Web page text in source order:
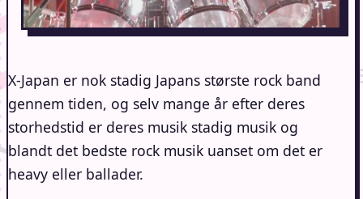
X-Japan er nok stadig Japans største rock band
gennem tiden, og selv mange år efter deres
storhedstid er deres musik stadig musik og
blandt det bedste rock musik uanset om det er
heavy eller ballader.